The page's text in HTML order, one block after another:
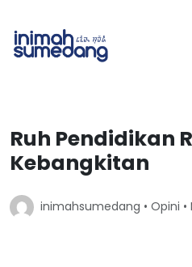
Ruh Pendidikan
Kebangkitan
inimahsumedang • Opini